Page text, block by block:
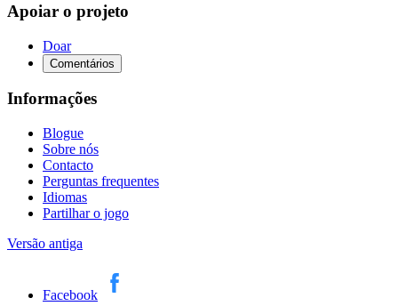
Apoiar o projeto
Doar
Comentários
Informações
Blogue
Sobre nós
Contacto
Perguntas frequentes
Idiomas
Partilhar o jogo
Versão antiga
Facebook